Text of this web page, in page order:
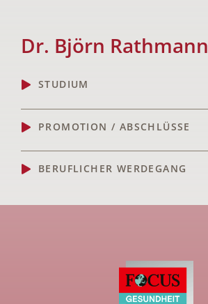
Dr. Björn Rathmann
STUDIUM
PROMOTION / ABSCHLÜSSE
BERUFLICHER WERDEGANG